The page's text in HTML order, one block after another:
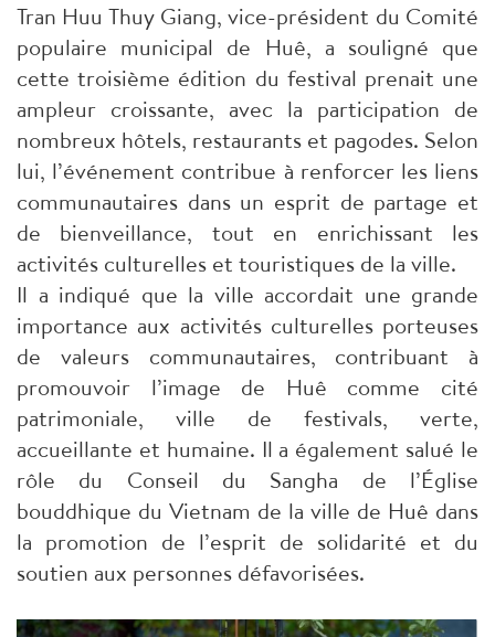
Tran Huu Thuy Giang, vice-président du Comité
populaire municipal de Huê, a souligné que
cette troisième édition du festival prenait une
ampleur croissante, avec la participation de
nombreux hôtels, restaurants et pagodes. Selon
lui, l’événement contribue à renforcer les liens
communautaires dans un esprit de partage et
de bienveillance, tout en enrichissant les
activités culturelles et touristiques de la ville.
Il a indiqué que la ville accordait une grande
importance aux activités culturelles porteuses
de valeurs communautaires, contribuant à
promouvoir l’image de Huê comme cité
patrimoniale, ville de festivals, verte,
accueillante et humaine. Il a également salué le
rôle du Conseil du Sangha de l’Église
bouddhique du Vietnam de la ville de Huê dans
la promotion de l’esprit de solidarité et du
soutien aux personnes défavorisées.